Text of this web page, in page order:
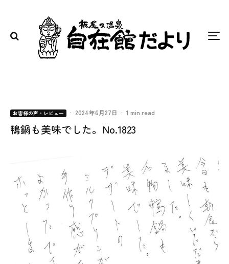
お客様の声・レビュー · 2024年6月27日 · 1 min read
鴨鍋も美味でした。No.1823